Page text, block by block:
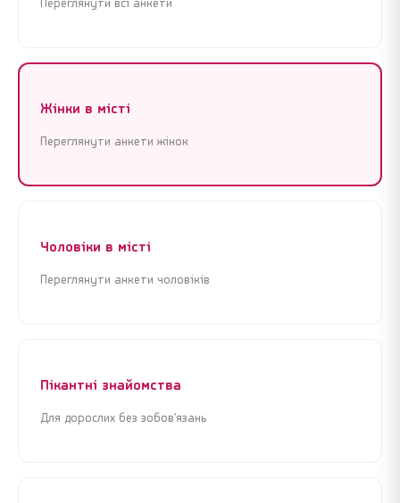
Переглянути всі анкети
Жінки в місті
Переглянути анкети жінок
Чоловіки в місті
Переглянути анкети чоловіків
Пікантні знайомства
Для дорослих без зобов’язань